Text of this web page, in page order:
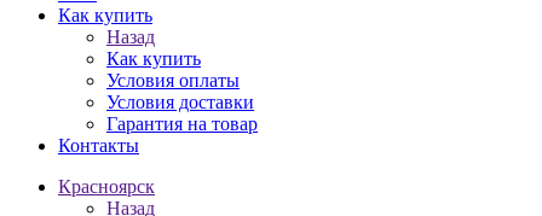
Как купить
Назад
Как купить
Условия оплаты
Условия доставки
Гарантия на товар
Контакты
Красноярск
Назад